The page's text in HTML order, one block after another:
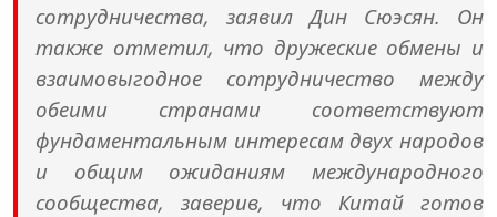
сотрудничества, заявил Дин Сюэсян. Он
также отметил, что дружеские обмены и
взаимовыгодное сотрудничество между
обеими странами соответствуют
фундаментальным интересам двух народов
и общим ожиданиям международного
сообщества, заверив, что Китай готов